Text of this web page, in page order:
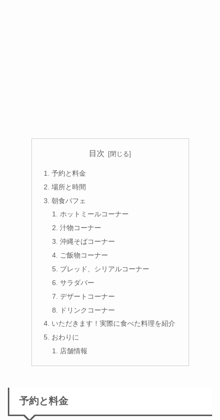
目次
予約と料金
場所と時間
朝食バフェ
ホットミールコーナー
汁物コーナー
沖縄そばコーナー
ご飯物コーナー
ブレッド、シリアルコーナー
サラダバー
デザートコーナー
ドリンクコーナー
いただきます！実際に食べた料理を紹介
おわりに
店舗情報
予約と料金